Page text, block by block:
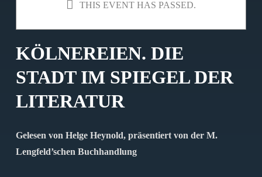
THIS EVENT HAS PASSED.
KÖLNEREIEN. DIE
STADT IM SPIEGEL DER
LITERATUR
Gelesen von Helge Heynold, präsentiert von der M.
Lengfeld’schen Buchhandlung